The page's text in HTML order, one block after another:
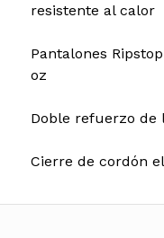
resistente al calor
Pantalones
oz
Doble refuerzo de
Cierre de cordón